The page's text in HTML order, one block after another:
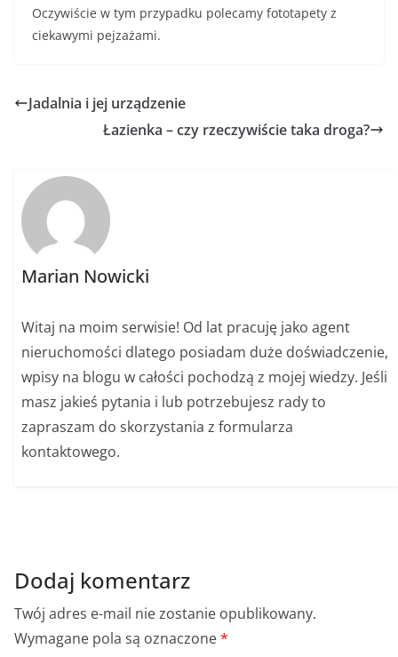
Oczywiście w tym przypadku polecamy fototapety z
ciekawymi pejzażami.
Jadalnia i jej urządzenie
Łazienka – czy rzeczywiście taka droga?
Marian Nowicki
Witaj na moim serwisie! Od lat pracuję jako agent
nieruchomości dlatego posiadam duże doświadczenie,
wpisy na blogu w całości pochodzą z mojej wiedzy. Jeśli
masz jakieś pytania i lub potrzebujesz rady to
zapraszam do skorzystania z formularza
kontaktowego.
Dodaj komentarz
Twój adres e-mail nie zostanie opublikowany.
Wymagane pola są oznaczone*